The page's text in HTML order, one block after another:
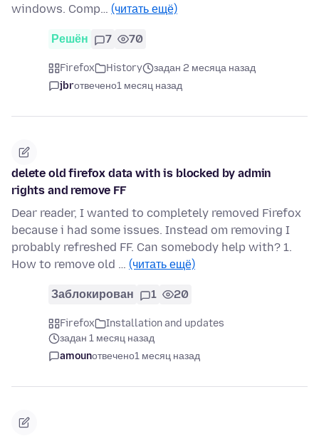
windows. Comp… (читать ещё)
Решён 7 70
Firefox History
задан 2 месяца назад
jbrотвечено1 месяц назад
delete old firefox data with is blocked by admin
rights and remove FF
Dear reader, I wanted to completely removed Firefox
because i had some issues. Instead om removing I
probably refreshed FF. Can somebody help with? 1.
How to remove old … (читать ещё)
Заблокирован 1 20
Firefox
Installation and updates
задан 1 месяц назад
amounотвечено1 месяц назад